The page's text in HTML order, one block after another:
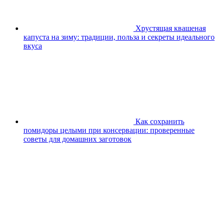
Хрустящая квашеная
капуста на зиму: традиции, польза и секреты идеального
вкуса
Как сохранить
помидоры целыми при консервации: проверенные
советы для домашних заготовок